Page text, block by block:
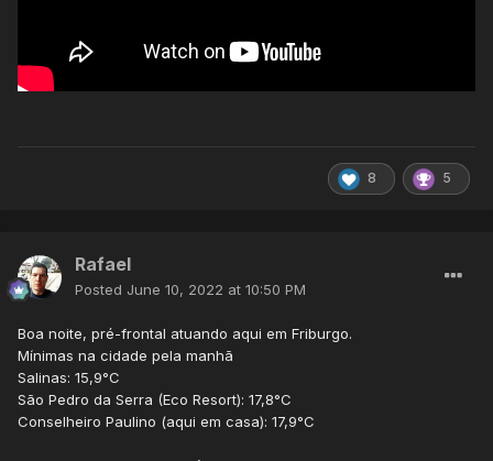
8 5
Rafael
Posted June 10, 2022 at 10:50 PM
Boa noite, pré-frontal atuando aqui em Friburgo.
Mínimas na cidade pela manhã
Salinas: 15,9°C
São Pedro da Serra (Eco Resort): 17,8°C
Conselheiro Paulino (aqui em casa): 17,9°C